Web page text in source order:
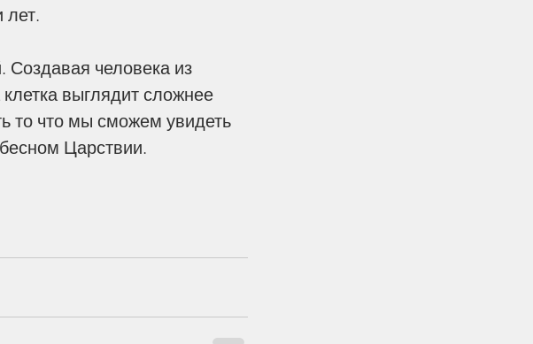
лет.
выглядит сложнее
то что мы сможем увидеть
Царствии.